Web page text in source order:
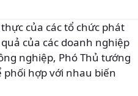
của các tổ chức phát
của các doanh nghiệp
nghiệp, Phó Thủ tướng
phối hợp với nhau biến